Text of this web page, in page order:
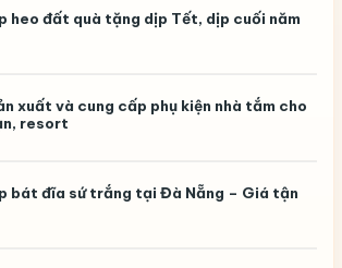
heo đất quà tặng dịp Tết, dịp cuối năm
xuất và cung cấp phụ kiện nhà tắm cho
resort
bát đĩa sứ trắng tại Đà Nẵng – Giá tận